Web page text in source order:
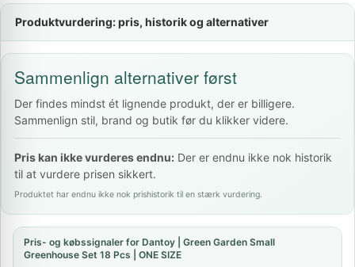
Produktvurdering: pris, historik og alternativer
Sammenlign alternativer først
Der findes mindst ét lignende produkt, der er billigere.
Sammenlign stil, brand og butik før du klikker videre.
Pris kan ikke vurderes endnu: Der er endnu ikke nok historik
til at vurdere prisen sikkert.
Produktet har endnu ikke nok prishistorik til en stærk vurdering.
Pris- og købssignaler for Dantoy | Green Garden Small
Greenhouse Set 18 Pcs | ONE SIZE